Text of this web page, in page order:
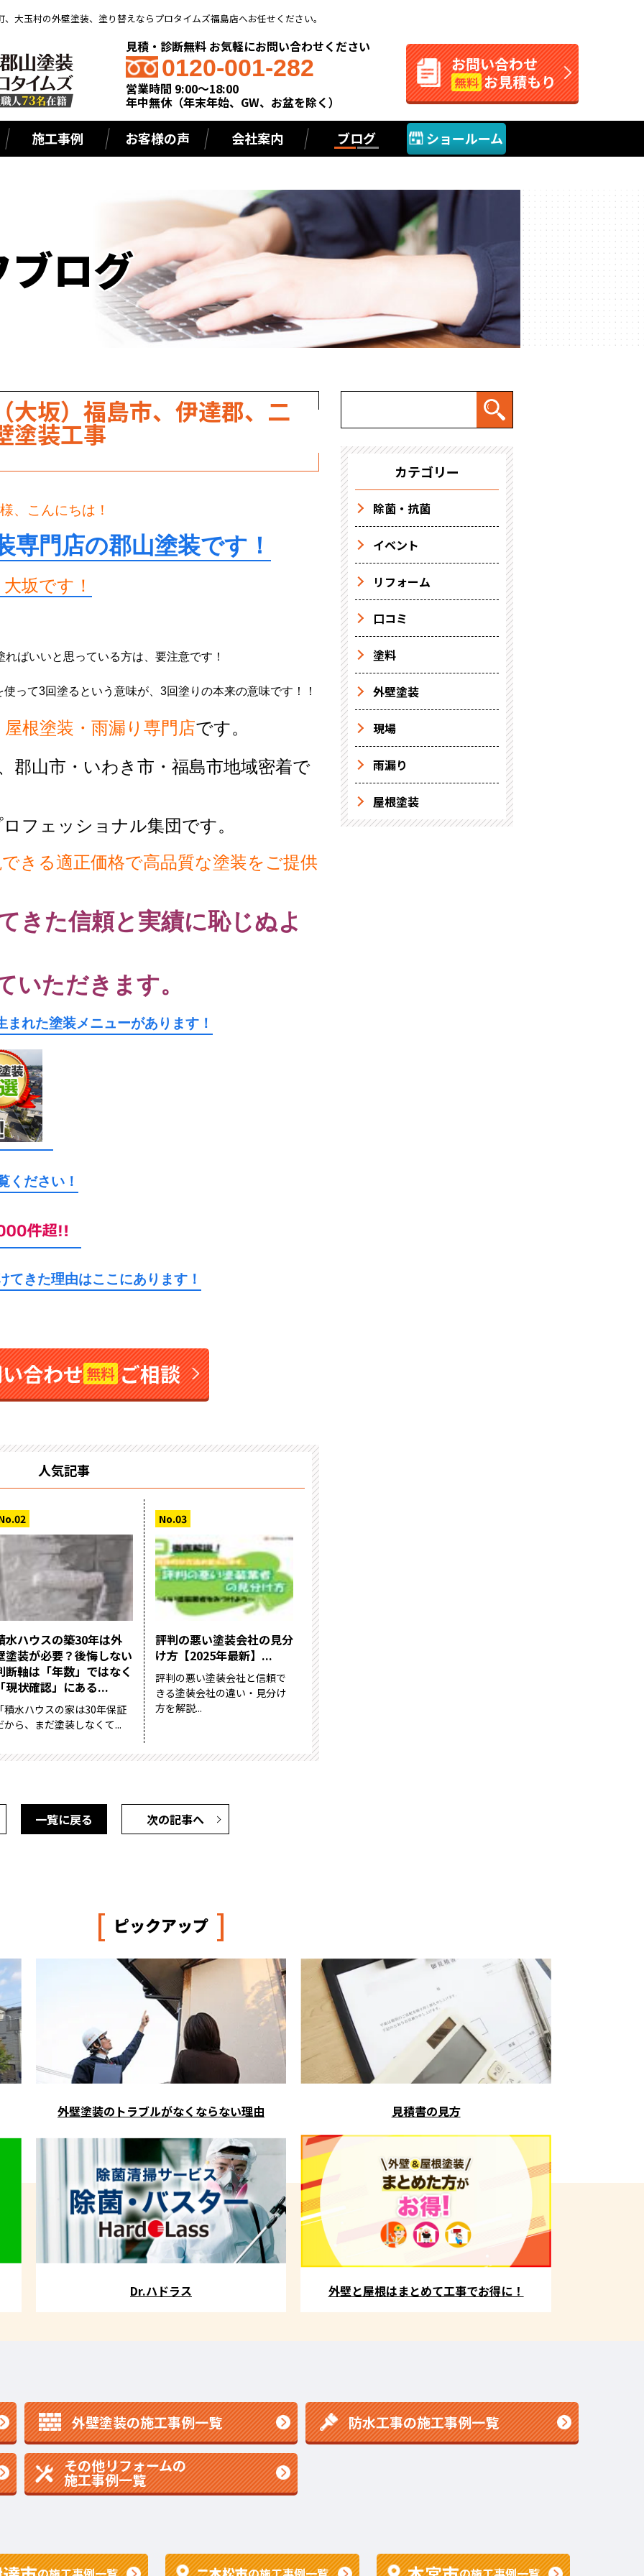
大玉村の外壁塗装、塗り替えならプロタイムズ福島店へお任せください。
見積・診断無料 お気軽にお問い合わせください
0120-001-282
営業時間 9:00～18:00
年中無休（年末年始、GW、お盆を除く）
お問い合わせ
無料 お見積もり
施工事例 お客様の声 会社案内 ブログ ショールーム
ログ
大坂）福島市、伊達郡、二
装工事
、こんにちは！
専門店の郡山塗装です！
坂です！
ばいいと思っている方は、要注意です！
って3回塗るという意味が、3回塗りの本来の意味です！！
根塗装・雨漏り専門店です。
郡山市・いわき市・福島市地域密着で
フェッショナル集団です。
きる適正価格で高品質な塗装をご提供
きた信頼と実績に恥じぬよ
いただきます。
れた塗装メニューがあります！
ください！
きた理由はここにあります！
合わせ無料 ご相談
人気記事
水ハウスの築30年は外
塗装が必要？後悔しない
断軸は「年数」ではなく
現状確認」にある...
積水ハウスの家は30年保証
から、まだ塗装しなくて...
評判の悪い塗装会社の見分
け方【2025年最新】...
評判の悪い塗装会社と信頼で
きる塗装会社の違い・見分け
方を解説...
次の記事へ
一覧に戻る
カテゴリー
除菌・抗菌
イベント
リフォーム
口コミ
塗料
外壁塗装
現場
雨漏り
屋根塗装
[ ピックアップ ]
外壁塗装のトラブルがなくならない理由 見積書の見方
Dr.ハドラス 外壁と屋根はまとめて工事でお得に！
外壁塗装の施工事例一覧 防水工事の施工事例一覧
その他リフォームの
施工事例一覧